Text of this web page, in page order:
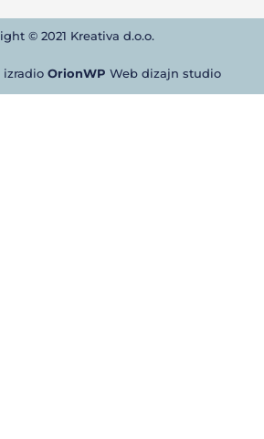
© 2021 Kreativa d.o.o.
izradio OrionWP Web dizajn studio